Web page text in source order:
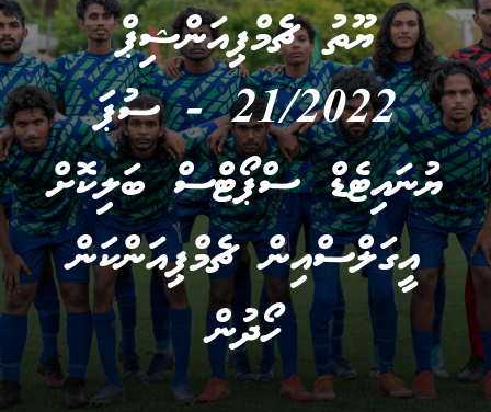
ޔޫތު ޗެމްޕިއަންޝިޕް
21/2022 - ސުޕަ
ޔުނައިޓެޑް ސްޕޯޓްސް ބަލިކޮށް
އީގަލްސްއިން ޗެމްޕިއަންކަން
ހޯދުން